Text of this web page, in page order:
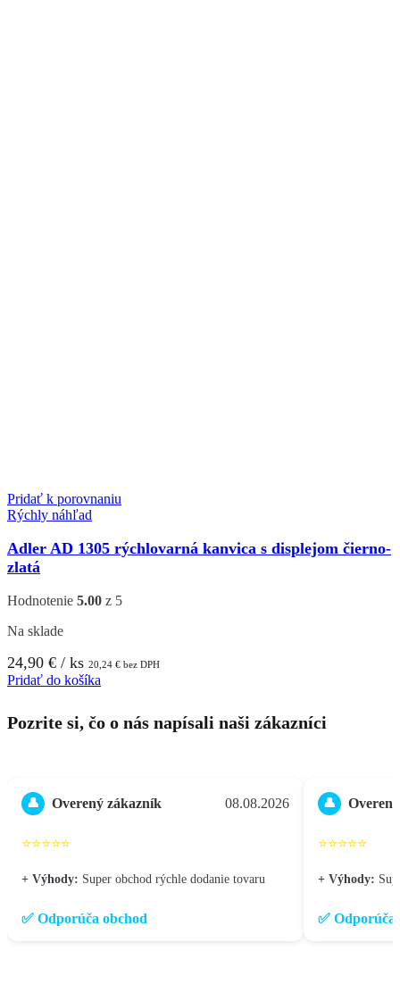
Pridať k porovnaniu
Rýchly náhľad
Adler AD 1305 rýchlovarná kanvica s displejom čierno-
zlatá
Hodnotenie 5.00 z 5
Na sklade
24,90 € / ks 20,24 € bez DPH
Pridať do košíka
Pozrite si, čo o nás napísali naši zákazníci
👤 Overený zákazník 08.08.2026
⭐⭐⭐⭐⭐
+ Výhody: Super obchod rýchle dodanie tovaru
✅ Odporúča obchod
👤
⭐⭐⭐⭐⭐
+ Výhody:
✅ Odporúča